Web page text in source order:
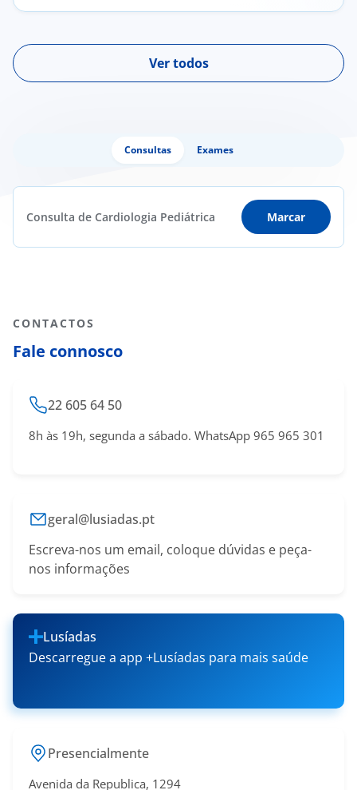
Ver todos
Consultas Exames
Consulta de Cardiologia Pediátrica Marcar
CONTACTOS
Fale connosco
22 605 64 50
8h às 19h, segunda a sábado. WhatsApp 965 965 301
geral@lusiadas.pt
Escreva-nos um email, coloque dúvidas e peça-
nos informações
Lusíadas
Descarregue a app +Lusíadas para mais saúde
Presencialmente
Avenida da Republica, 1294